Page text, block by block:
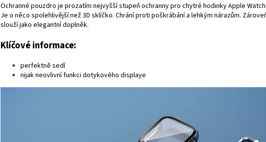
Ochranné pouzdro je prozatím nejvyšší stupeň ochranny pro chytré hodinky Apple Watch.
Je o něco spolehlivější než 3D sklíčko. Chrání proti poškrábání a lehkým nárazům.
slouží jako elegantní doplněk.
Klíčové informace:
perfektně sedí
nijak neovlivní funkci dotykového displaye